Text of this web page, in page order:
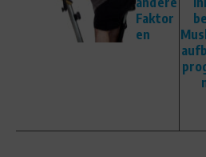
Faktor
en